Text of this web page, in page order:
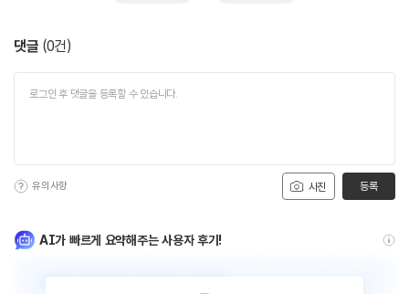
댓글 (0건)
사진
유의사항 등록
AI가 빠르게 요약해주는 사용자 후기!